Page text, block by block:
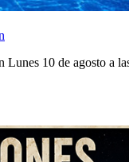
10 de agosto a